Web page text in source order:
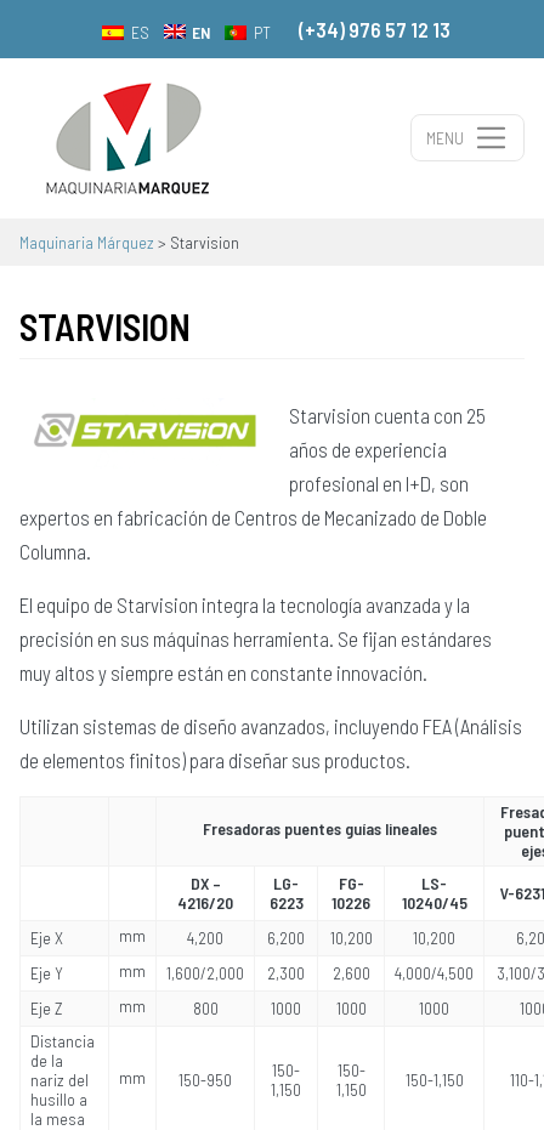
ES EN PT (+34) 976 57 12 13
Main Navigation
MENU
Maquinaria Márquez > Starvision
STARVISION
Starvision cuenta con 25
años de experiencia
profesional en I+D, son
expertos en fabricación de Centros de Mecanizado de Doble
Columna.
El equipo de Starvision integra la tecnología avanzada y la
precisión en sus máquinas herramienta. Se fijan estándares
muy altos y siempre están en constante innovación.
Utilizan sistemas de diseño avanzados, incluyendo FEA (Análisis
de elementos finitos) para diseñar sus productos.
Fresadoras puentes guías lineales
DX –
4216/20
LG-
6223
FG-
10226
LS-
10240/45
V-
Eje X mm 4,200 6,200 10,200 10,200
Eje Y
mm 1,600/2,000 2,300 2,600 4,000/4,500
3,100/
Eje Z
mm 800 1000 1000 1000
Distancia
de la
nariz del
husillo a
la mesa
mm 150-950
150-
1,150
150-
1,150
150-1,150 110-